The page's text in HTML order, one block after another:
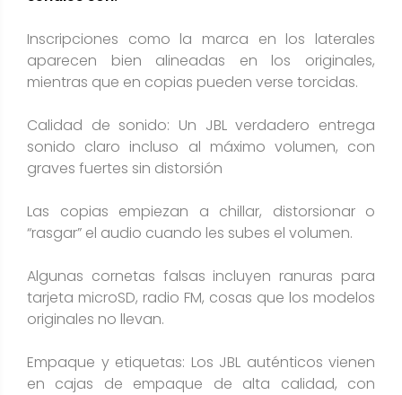
Inscripciones como la marca en los laterales
aparecen bien alineadas en los originales,
mientras que en copias pueden verse torcidas​.
Calidad de sonido: Un JBL verdadero entrega
sonido claro incluso al máximo volumen, con
graves fuertes sin distorsión​
Las copias empiezan a chillar, distorsionar o
“rasgar” el audio cuando les subes el volumen​.
Algunas cornetas falsas incluyen ranuras para
tarjeta microSD, radio FM, cosas que los modelos
originales no llevan​.
Empaque y etiquetas: Los JBL auténticos vienen
en cajas de empaque de alta calidad, con